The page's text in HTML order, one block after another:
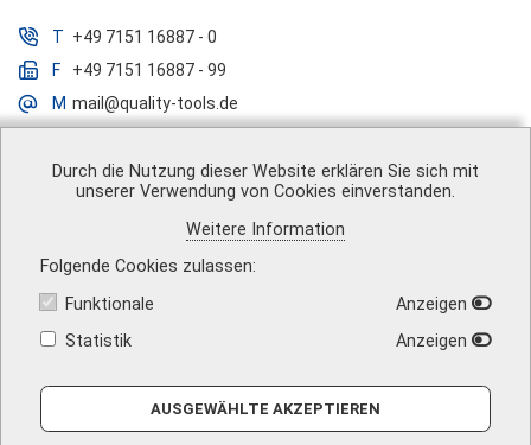
Durch die Nutzung dieser Website erklären Sie sich mit
unserer Verwendung von Cookies einverstanden.
Weitere Information
Folgende Cookies zulassen
Funktionale
Anzeigen
Statistik
Anzeigen
AUSGEWÄHLTE AKZEPTIEREN
T +49 7151 16887 - 0
F
+49 7151 16887 - 99
M mail@quality-tools.de
| AGB | Datenschutz
| Versandkosten